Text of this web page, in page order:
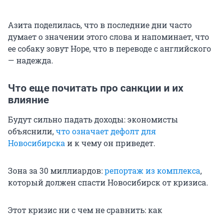
Азита поделилась, что в последние дни часто
думает о значении этого слова и напоминает, что
ее собаку зовут Hope, что в переводе с английского
— надежда.
Что еще почитать про санкции и их
влияние
Будут сильно падать доходы: экономисты
объяснили,что означает дефолт для
Новосибирска и к чему он приведет.
Зона за 30 миллиардов:репортаж из комплекса,
который должен спасти Новосибирск от кризиса.
Этот кризис ни с чем не сравнить: как